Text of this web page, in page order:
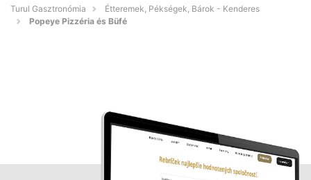
Turul Gasztronómia
Étteremek, Pékségek, Bárok - Kenderes
Popeye Pizzéria és Büfé